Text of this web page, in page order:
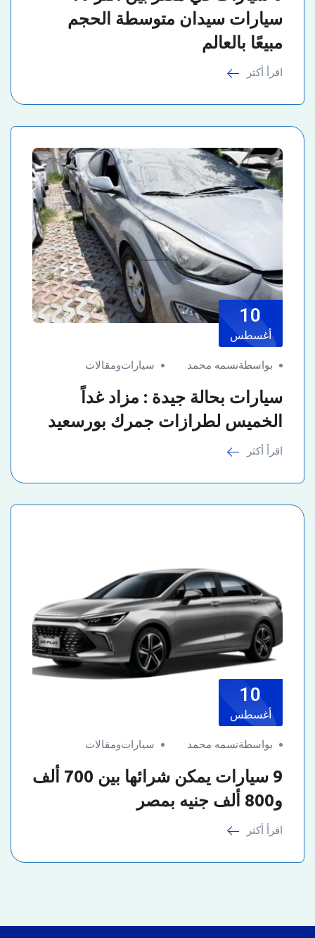
سيارات سيدان متوسطة الحجم
مبيعًا بالعالم
اقرأ أكثر
10
أغسطس
بواسطةنسمه محمد سياراتومقالات
سيارات بحالة جيدة : مزاد غداً
الخميس لطرازات جمرك بورسعيد
اقرأ أكثر
10
أغسطس
بواسطةنسمه محمد سياراتومقالات
9 سيارات يمكن شرائها بين 700 ألف
و800 ألف جنيه بمصر
اقرأ أكثر